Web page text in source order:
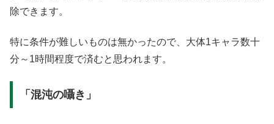
除できます。
特に条件が難しいものは無かったので、大体1キャラ数十
分～1時間程度で済むと思われます。
「混沌の囁き」